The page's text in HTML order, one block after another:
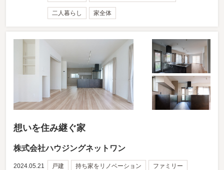
二人暮らし 家全体
想いを住み継ぐ家
株式会社ハウジングネットワン
2024.05.21 戸建 持ち家をリノベーション ファミリー